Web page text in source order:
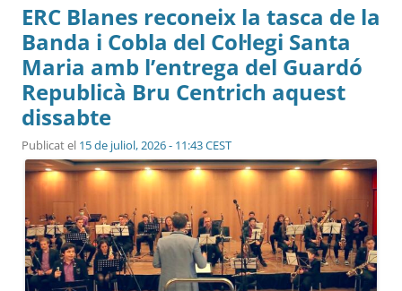
ERC Blanes reconeix la tasca de la
Banda i Cobla del Col·legi Santa
Maria amb l’entrega del Guardó
Republicà Bru Centrich aquest
dissabte
Publicat el 15 de juliol, 2026 - 11:43 CEST